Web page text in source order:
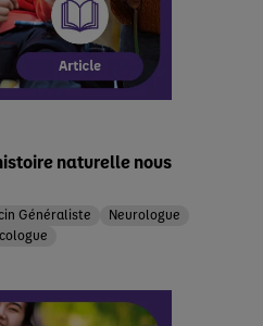
naturelle nous
Généraliste
Neurologue